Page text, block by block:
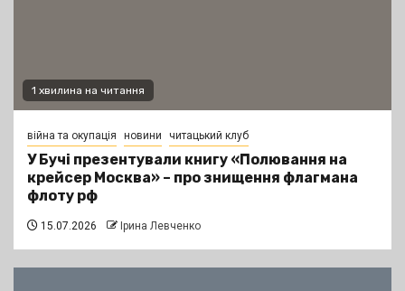
1 хвилина на читання
війна та окупація новини читацький клуб
У Бучі презентували книгу «Полювання на
крейсер Москва» – про знищення флагмана
флоту рф
15.07.2026 Ірина Левченко